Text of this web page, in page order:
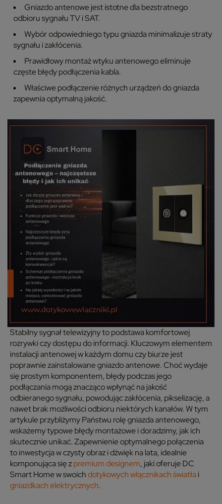
Gniazdo antenowe jest istotne dla bezstratnego
odbioru sygnału TV i SAT.
Wybór odpowiedniego typu gniazda minimalizuje straty
sygnału i zakłócenia.
Prawidłowy montaż wtyku antenowego eliminuje
częste błędy podłączenia kabla.
Właściwe podłączenie różnych urządzeń do gniazda
zapewnia optymalną jakość.
Stabilny sygnał telewizyjny to podstawa komfortowej
rozrywki czy dostępu do informacji. Kluczowym elementem
instalacji antenowej w każdym domu czy biurze jest
poprawnie zainstalowane gniazdo antenowe. Choć wydaje
się prostym komponentem, błędy podczas jego
podłączania mogą znacząco wpłynąć na jakość
odbieranego sygnału, powodując zakłócenia, pikselizację, a
nawet brak możliwości odbioru niektórych kanałów. W tym
artykule przybliżymy Państwu rolę gniazda antenowego,
wskażemy typowe błędy montażowe i doradzimy, jak ich
skutecznie unikać. Zapewnienie optymalnego połączenia
to inwestycja w czysty obraz i dźwięk na lata, idealnie
komponująca się zpremium designem, jaki oferuje DC
Smart Home w swoichdotykowych włącznikach światłai
gniazdkach elektrycznych.